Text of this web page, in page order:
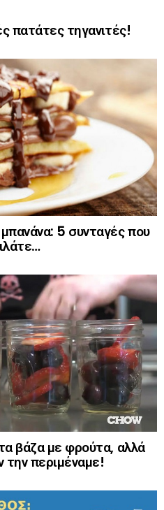
πατάτες τηγανιτές!
5 συνταγές που
βάζα με φρούτα, αλλά
την περιμέναμε!